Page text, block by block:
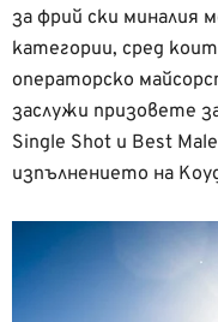
за фрий ски миналия
категории, сред
операторско
заслужи призовете
Single Shot и Best
изпълнението на